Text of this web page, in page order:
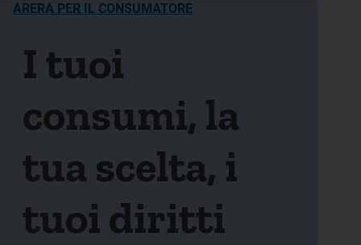
ARERA PER IL CONSUMATORE
I tuoi
consumi, la
tua scelta, i
tuoi diritti